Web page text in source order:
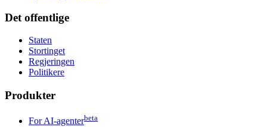
Det offentlige
Staten
Stortinget
Regjeringen
Politikere
Produkter
For AI-agenterbeta